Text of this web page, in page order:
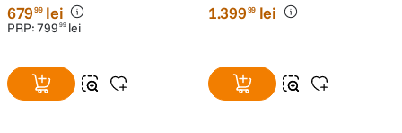
67999 lei
PRP:799 99 lei
1.39999 lei